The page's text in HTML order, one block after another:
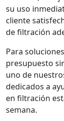
su uso
cliente
de filtración
Para
presupuesto
uno de
dedicados a
en filtración
semana.